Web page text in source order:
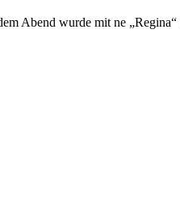
Abend wurde mit ne